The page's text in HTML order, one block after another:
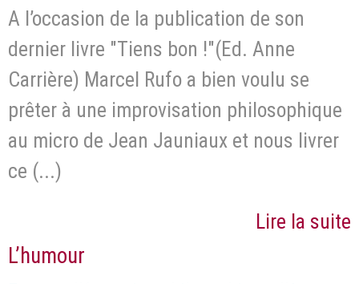
A l’occasion de la publication de son
dernier livre "Tiens bon !"(Ed. Anne
Carrière) Marcel Rufo a bien voulu se
prêter à une improvisation philosophique
au micro de Jean Jauniaux et nous livrer
ce (...)
Lire la suite
L’humour